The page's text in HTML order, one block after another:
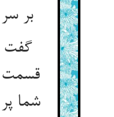
بر سر ما فضل و نور
گفت
شما